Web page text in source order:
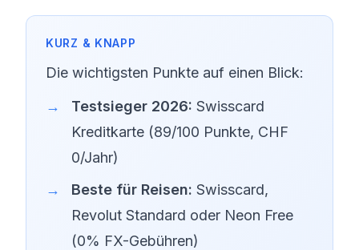
Die wichtigsten Punkte auf einen Blick:
Testsieger 2026: Swisscard
Kreditkarte (89/100 Punkte, CHF
0/Jahr)
Beste für Reisen: Swisscard,
Revolut Standard oder Neon Free
(0% FX-Gebühren)